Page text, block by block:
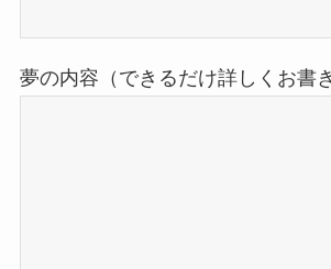
夢の内容（できるだけ詳しくお書